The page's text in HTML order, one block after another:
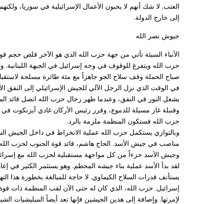
العتب. لا شك أنهم لا يحبون الأعمال الإسرائيلية في سوريا،
إلى خارج الدولة.
جيوش نصر الله
الأنباء السيئة تأتي من جهة حزب الله الذي هو الآخر قلص حجم
حزب الله ويتفرغ للوقوف في وجه إسرائيل في الجبهة
صباح الحملة وقف سلاح الجو جاهزاً مع مئة طائرة مسلحة
في الوقت الذي نزل الرجل الآلي للجيش الإسرائيلي إلى
يشعل النور في النفق، وعندما ظهر رجال حزب الله اتصل قائد
وقنبلة غاز مسيلة للدموع، وقرر رئيس الأركان غادي آيزنكوت في
حزب الله فستكون المنظمة ملزمة بالرد.
وبالتوازي يستكمل حزب الله عملية الانخراط في داخل الجيش
وجيش الأسد جزءاً من كل مواجهة مستقبلية لحزب الله مع
لقد بدأ الأسد عملية بناء جيشه المحطم. وهو يستثمر الكثير في
يستأنف قدرات السلاح الكيماوي. لا حاجة للمبالغة بخطورة هذا
إسرائيل. حزب الله، الذي كان له حتى الآن لقب المنظمة ذات
لإمرتها. وإضافة إلى هذين الجيشين فإنها تعد أيضاً الميليشيات